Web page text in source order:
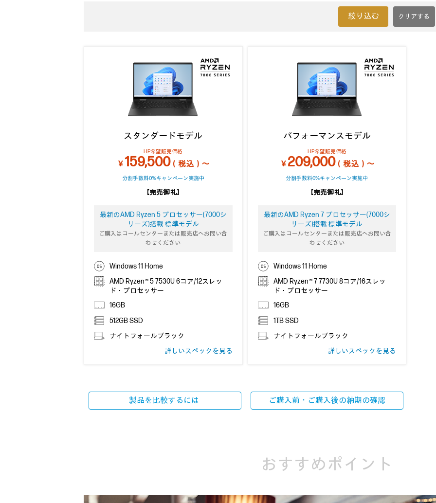
絞り込む
スタンダードモデル
HP希望販売価格
￥159,500（税込）～
分割手数料0%キャンペーン実施中
【完売御礼】
最新のAMD Ryzen 5 プロセッサー(7000シ
リーズ)搭載 標準モデル
ご購入はコールセンターまたは販売店へお問い合
わせください
Windows 11 Home
AMD Ryzen™ 5 7530U 6コア/12スレッ
ド・プロセッサー
16GB
512GB SSD
ナイトフォールブラック
詳しいスペックを見る
パフォーマンスモデル
HP希望販売価格
￥ 209,000（税込）～
分割手数料0%キャンペーン実施中
【完売御礼】
最新のAMD Ryzen 7 プロセッサー(7000シ
リーズ)搭載 標準モデル
ご購入はコールセンターまたは販売店へお問い合
わせください
Windows 11 Home
AMD Ryzen™ 7 7730U 8コア/16スレッ
ド・プロセッサー
16GB
1TB SSD
ナイトフォールブラック
詳しいスペックを見る
製品を比較するには ご購入前・ご購入後の納期の確認
おすすめポイント